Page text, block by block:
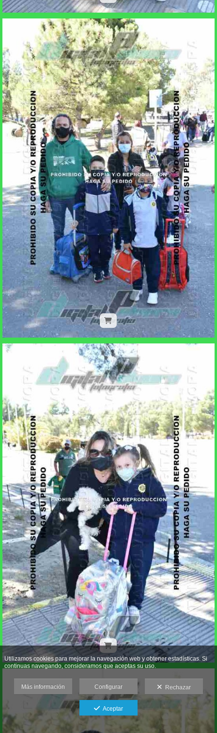
Utilizamos cookies para mejorar la navegación web y obtener estadísticas. Si
continuas navegando, consideramos que aceptas su uso.
Más información Configurar Rechazar
Aceptar